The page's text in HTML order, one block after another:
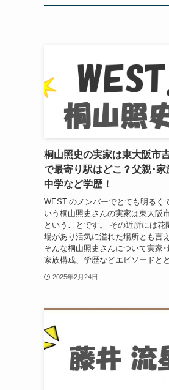
桐山照史の実家は東大阪市
で最寄り駅はどこ？父親･家
中学など学歴！
WEST.のメンバーでとても明るく
いう桐山照史さんの実家は東大阪
ということです。 その近所には花
場があり活気に溢れた場所とも言
そんな桐山照史さんについて実家
家族構成、学歴などエピソードとと
2025年2月24日